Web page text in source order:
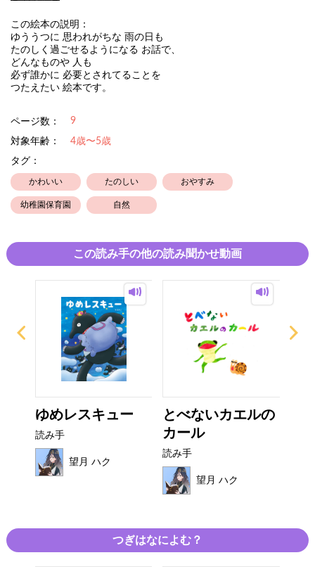
この絵本の説明：
ゆううつに 思われがちな 雨の日も
たのしく過ごせるようになる お話で、
どんなものや 人も
必ず誰かに 必要とされてることを
つたえたい 絵本です。
ページ数： 9
対象年齢：
4歳〜5歳
タグ：
かわいい たのしい おやすみ
幼稚園保育園 自然
この読み手の他の読み聞かせ動画
ゆめレスキュー
読み手
望月 ハク
とべないカエルの
カール
読み手
望月 ハク
つぎはなによむ？